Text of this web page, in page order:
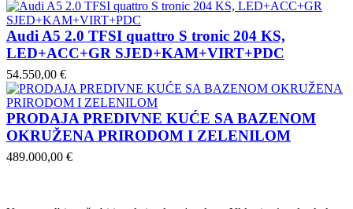
Audi A5 2.0 TFSI quattro S tronic 204 KS,
LED+ACC+GR SJED+KAM+VIRT+PDC
54.550,00 €
PRODAJA PREDIVNE KUĆE SA BAZENOM
OKRUŽENA PRIRODOM I ZELENILOM
489.000,00 €